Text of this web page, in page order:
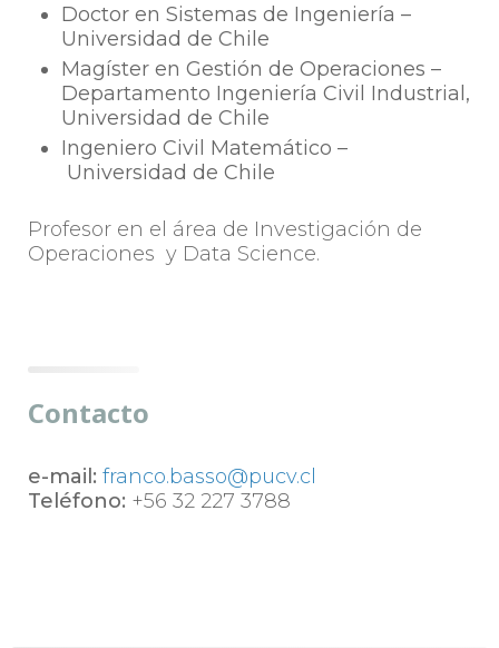
Doctor en Sistemas de Ingeniería –
Universidad de Chile
Magíster en Gestión de Operaciones –
Departamento Ingeniería Civil Industrial,
Universidad de Chile
Ingeniero Civil Matemático –
Universidad de Chile
Profesor en el área de Investigación de
Operaciones y Data Science.
Contacto
e-mail: franco.basso@pucv.cl
Teléfono: +56 32 227 3788